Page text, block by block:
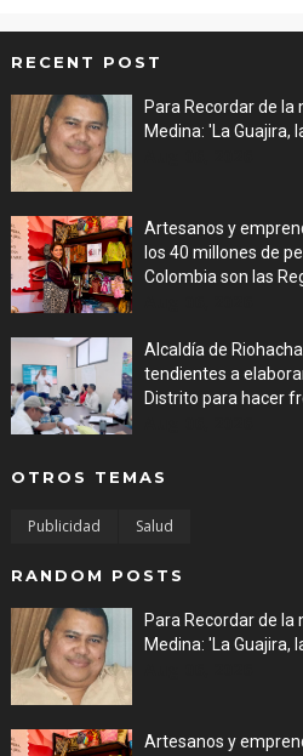
RECENT POST
Para Recordar de la
Medina: 'La Guajira,
Artesanos y
los 40 millones de
Colombia son las
Alcaldía de
tendientes a
Distrito para hacer
OTROS TEMAS
Publicidad Salud
RANDOM POSTS
Para Recordar de la
Medina: 'La Guajira,
Artesanos y